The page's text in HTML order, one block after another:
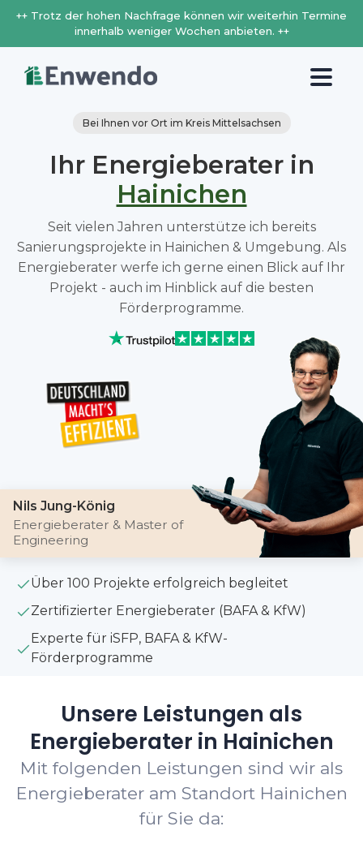
++ Trotz der hohen Nachfrage können wir weiterhin Termine
innerhalb weniger Wochen anbieten. ++
Bei Ihnen vor Ort im Kreis Mittelsachsen
Ihr Energieberater in
Hainichen
Seit vielen Jahren unterstütze ich bereits
Sanierungsprojekte in Hainichen & Umgebung. Als
Energieberater werfe ich gerne einen Blick auf Ihr
Projekt - auch im Hinblick auf die besten
Förderprogramme.
Nils Jung-König
Energieberater & Master of
Engineering
Über 100 Projekte erfolgreich begleitet
Zertifizierter Energieberater (BAFA & KfW)
Experte für iSFP, BAFA & KfW-
Förderprogramme
Unsere Leistungen als
Energieberater in Hainichen
Mit folgenden Leistungen sind wir als
Energieberater am Standort Hainichen
für Sie da: